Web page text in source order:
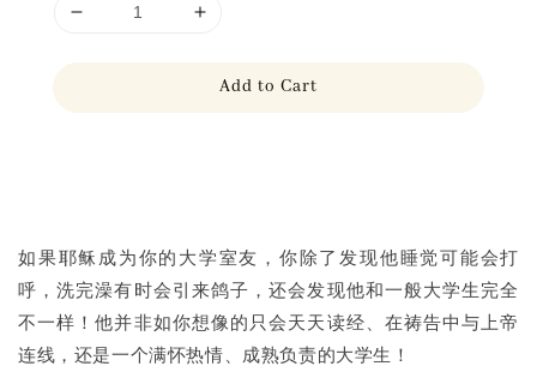
Add to Cart
如果耶稣成为你的大学室友，你除了发现他睡觉可能会打
呼，洗完澡有时会引来鸽子，还会发现他和一般大学生完全
不一样！他并非如你想像的只会天天读经、在祷告中与上帝
连线，还是一个满怀热情、成熟负责的大学生！